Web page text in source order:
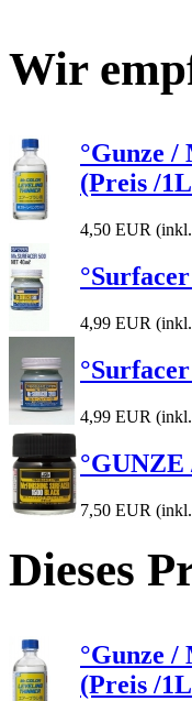
Wir
°Gunze
(Preis /
4,50 EUR
4,99 EUR
4,99 EUR
7,50 EUR
Dieses
°Gunze
(Preis /